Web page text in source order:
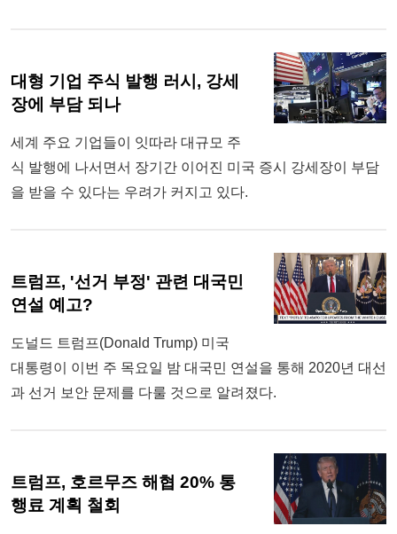
대형 기업 주식 발행 러시, 강세
장에 부담 되나
세계 주요 기업들이 잇따라 대규모 주
식 발행에 나서면서 장기간 이어진 미국 증시 강세장이 부담
을 받을 수 있다는 우려가 커지고 있다.
트럼프, '선거 부정' 관련 대국민
연설 예고?
도널드 트럼프(Donald Trump) 미국
대통령이 이번 주 목요일 밤 대국민 연설을 통해 2020년 대선
과 선거 보안 문제를 다룰 것으로 알려졌다.
트럼프, 호르무즈 해협 20% 통
행료 계획 철회